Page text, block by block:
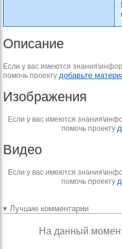
Описание
Если у вас имеются
помочь проекту добавьте
Изображения
Если у вас имеются
помочь проекту
Видео
Если у вас имеются
помочь проекту
▾ Лучшие комментарии
На данный